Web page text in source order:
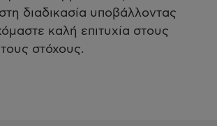
διαδικασία υποβάλλοντας
καλή επιτυχία στους
στόχους.